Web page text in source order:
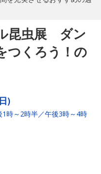
昆虫展 ダン
つくろう！の
)
時～2時半／午後3時～4時